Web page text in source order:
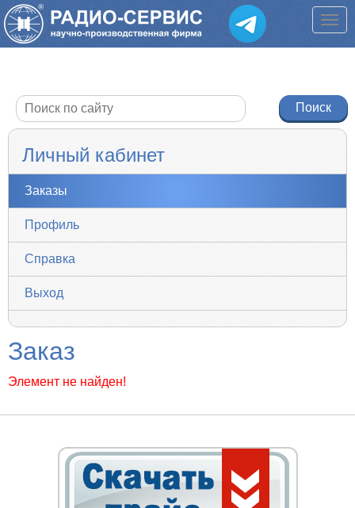
Личный кабинет
Заказы
Профиль
Справка
Выход
Заказ
Элемент не найден!